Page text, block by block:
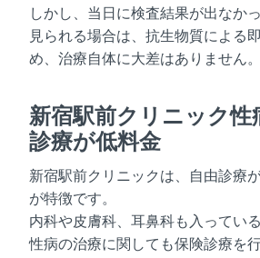
しかし、当日に検査結果が出なか
見られる場合は、抗生物質による
め、治療自体に大差はありません。
新宿駅前クリニック
診療が低料金
新宿駅前クリニックは、自由診療
が特徴です。
内科や皮膚科、耳鼻科も入ってい
性病の治療に関しても保険診療を